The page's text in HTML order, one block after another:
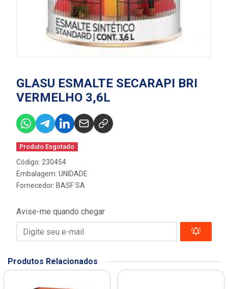
GLASU ESMALTE SECARAPI BRI
VERMELHO 3,6L
Produto Esgotado
Código: 230454
Embalagem: UNIDADE
Fornecedor: BASF SA
Avise-me quando chegar
Produtos Relacionados